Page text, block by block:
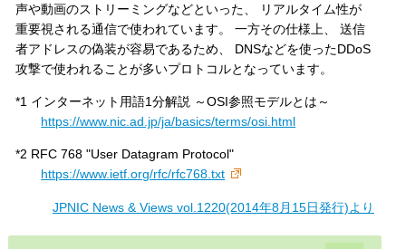
声や動画のストリーミングなどといった、 リアルタイム性が
重要視される通信で使われています。 一方その仕様上、 送信
者アドレスの偽装が容易であるため、 DNSなどを使ったDDoS
攻撃で使われることが多いプロトコルとなっています。
*1 インターネット用語1分解説 ～OSI参照モデルとは～
https://www.nic.ad.jp/ja/basics/terms/osi.html
*2 RFC 768 "User Datagram Protocol"
https://www.ietf.org/rfc/rfc768.txt
JPNIC News & Views vol.1220(2014年8月15日発行)より